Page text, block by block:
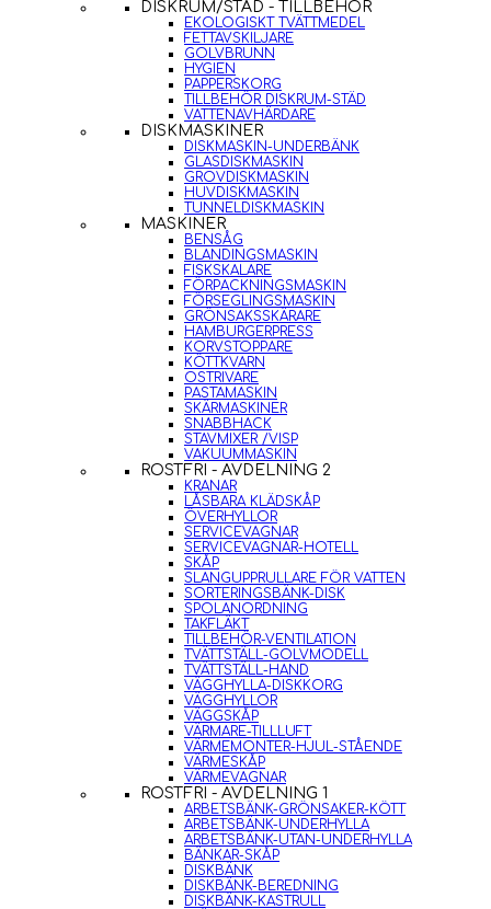
DISKRUM/STÄD - TILLBEHÖR
EKOLOGISKT TVÄTTMEDEL
FETTAVSKILJARE
GOLVBRUNN
HYGIEN
PAPPERSKORG
TILLBEHÖR DISKRUM-STÄD
VATTENAVHÄRDARE
DISKMASKINER
DISKMASKIN-UNDERBÄNK
GLASDISKMASKIN
GROVDISKMASKIN
HUVDISKMASKIN
TUNNELDISKMASKIN
MASKINER
BENSÅG
BLANDINGSMASKIN
FISKSKALARE
FÖRPACKNINGSMASKIN
FÖRSEGLINGSMASKIN
GRÖNSAKSSKÄRARE
HAMBURGERPRESS
KORVSTOPPARE
KÖTTKVARN
OSTRIVARE
PASTAMASKIN
SKÄRMASKINER
SNABBHACK
STAVMIXER /VISP
VAKUUMMASKIN
ROSTFRI - AVDELNING 2
KRANAR
LÅSBARA KLÄDSKÅP
ÖVERHYLLOR
SERVICEVAGNAR
SERVICEVAGNAR-HOTELL
SKÅP
SLANGUPPRULLARE FÖR VATTEN
SORTERINGSBÄNK-DISK
SPOLANORDNING
TAKFLÄKT
TILLBEHÖR-VENTILATION
TVÄTTSTÄLL-GOLVMODELL
TVÄTTSTÄLL-HAND
VÄGGHYLLA-DISKKORG
VÄGGHYLLOR
VÄGGSKÅP
VÄRMARE-TILLLUFT
VÄRMEMONTER-HJUL-STÅENDE
VÄRMESKÅP
VÄRMEVAGNAR
ROSTFRI - AVDELNING 1
ARBETSBÄNK-GRÖNSAKER-KÖTT
ARBETSBÄNK-UNDERHYLLA
ARBETSBÄNK-UTAN-UNDERHYLLA
BÄNKAR-SKÅP
DISKBÄNK
DISKBÄNK-BEREDNING
DISKBÄNK-KASTRULL